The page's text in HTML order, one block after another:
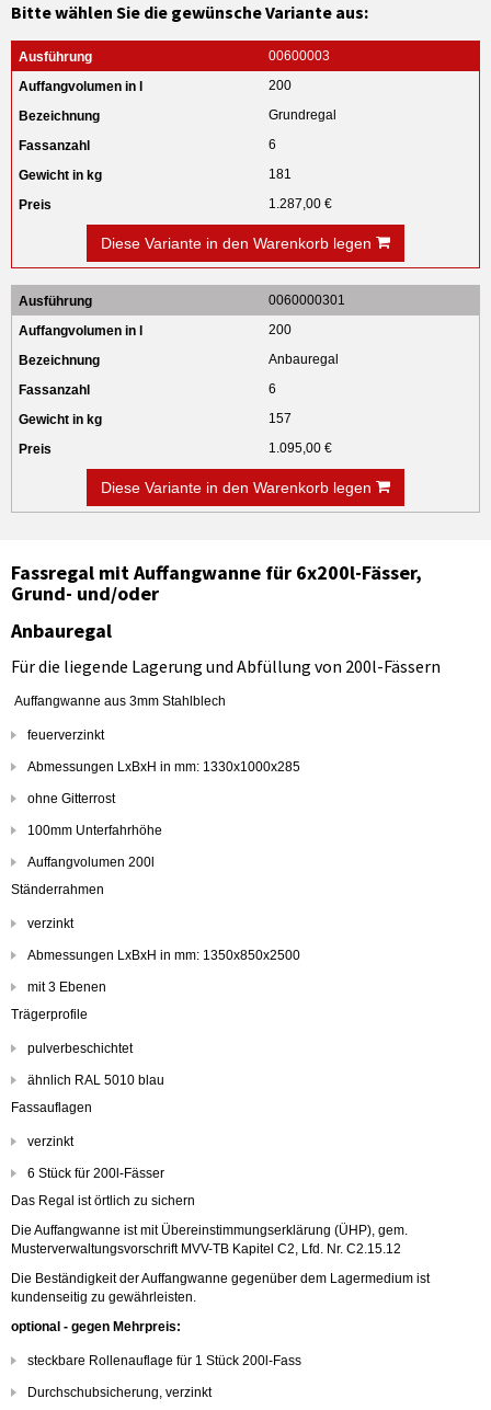
Bitte wählen Sie die gewünsche Variante aus:
00600003
200
Grundregal
6
181
1.287,00 €
Diese Variante in den Warenkorb legen
0060000301
200
Anbauregal
6
157
1.095,00 €
Diese Variante in den Warenkorb legen
Fassregal mit Auffangwanne für 6x200l-Fässer,
Grund- und/oder
Anbauregal
Für die liegende Lagerung und Abfüllung von 200l-Fässern
Auffangwanne aus 3mm Stahlblech
feuerverzinkt
Abmessungen LxBxH in mm: 1330x1000x285
ohne Gitterrost
100mm Unterfahrhöhe
Auffangvolumen 200l
Ständerrahmen
verzinkt
Abmessungen LxBxH in mm: 1350x850x2500
mit 3 Ebenen
Trägerprofile
pulverbeschichtet
ähnlich RAL 5010 blau
Fassauflagen
verzinkt
6 Stück für 200l-Fässer
Das Regal ist örtlich zu sichern
Die Auffangwanne ist mit Übereinstimmungserklärung (ÜHP), gem.
Musterverwaltungsvorschrift MVV-TB Kapitel C2, Lfd. Nr. C2.15.12
Die Beständigkeit der Auffangwanne gegenüber dem Lagermedium ist
kundenseitig zu gewährleisten.
optional - gegen Mehrpreis:
steckbare Rollenauflage für 1 Stück 200l-Fass
Durchschubsicherung, verzinkt